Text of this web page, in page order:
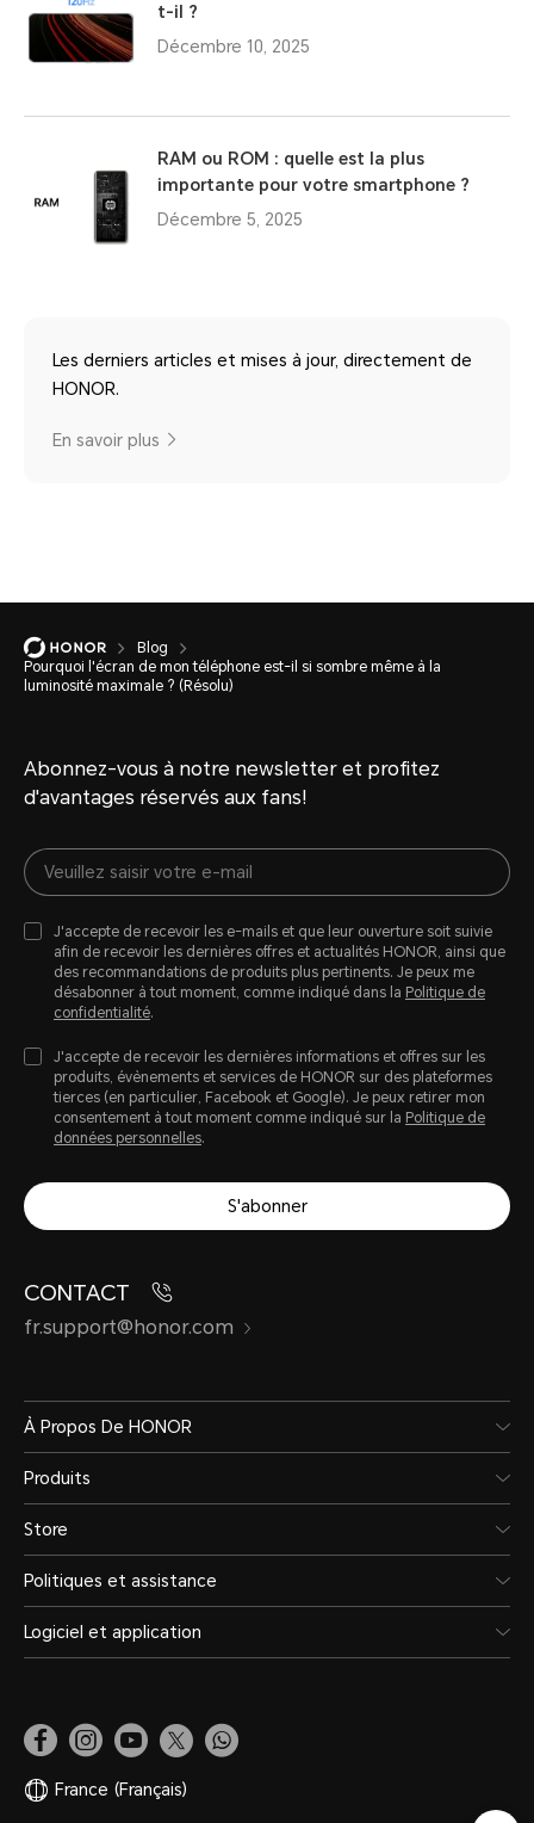
t-il ?
Décembre 10, 2025
RAM ou ROM : quelle est la plus
importante pour votre smartphone ?
Décembre 5, 2025
Les derniers articles et mises à jour, directement de
HONOR.
En savoir plus
Blog
Pourquoi l'écran de mon téléphone est-il si sombre même à la
luminosité maximale ? (Résolu)
Abonnez-vous à notre newsletter et profitez
d'avantages réservés aux fans!
J'accepte de recevoir les e-mails et que leur ouverture soit suivie
afin de recevoir les dernières offres et actualités HONOR, ainsi que
des recommandations de produits plus pertinents. Je peux me
désabonner à tout moment, comme indiqué dans la Politique de
confidentialité.
J'accepte de recevoir les dernières informations et offres sur les
produits, évènements et services de HONOR sur des plateformes
tierces (en particulier, Facebook et Google). Je peux retirer mon
consentement à tout moment comme indiqué sur la Politique de
données personnelles.
S'abonner
CONTACT
fr.support@honor.com
À Propos De HONOR
Produits
Store
Politiques et assistance
Logiciel et application
France (Français)